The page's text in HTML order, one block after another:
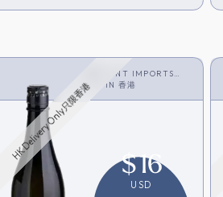
VINT IMPORTS
LIMITED
IN 香港
HK Delivery Only只限香港
$16
USD